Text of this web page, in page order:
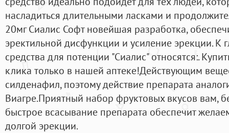
насладиться длительными ласками и
20мг Сиалис Софт новейшая разработка,
эректильной дисфункции и усиление эрекции. К
средства для потенции "Сиалис" относятся:.
клика только в нашей аптеке!Действующим
силденафил, поэтому действие препарата
Виагре.Приятный набор фруктовых вкусов вам,
быстрое всасывание препарата обеспечит
долгой эрекции.